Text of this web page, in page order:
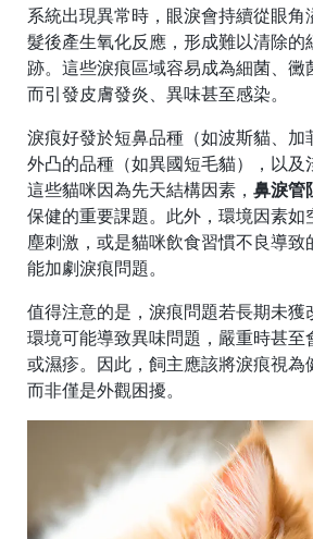
系統出現異常時，眼淚會持續從眼角
髮後產生氧化反應，形成難以清除的
跡。這些淚痕區域容易成為細菌、黴
而引發皮膚發炎、異味甚至感染。
淚痕好發於短鼻品種（如波斯貓、加
外凸的品種（如異國短毛貓），以及
這些貓咪因為先天結構因素， 鼻淚管
保健的重要課題。此外，環境因素如
塵刺激，或是貓咪飲食習慣不良導致
能加劇淚痕問題。
值得注意的是，淚痕問題若長期未獲
環境可能導致異味問題，嚴重時甚至
或濕疹。因此，飼主應該將淚痕視為
而非僅是外觀困擾。